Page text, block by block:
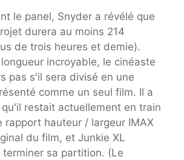
le panel, Snyder a révélé que
durera au moins 214
de trois heures et demie).
incroyable, le cinéaste
pas s'il sera divisé en une
comme un seul film. Il a
restait actuellement en train
rapport hauteur / largeur IMAX
du film, et Junkie XL
sa partition. (Le